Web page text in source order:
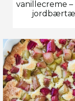
vanillecreme –